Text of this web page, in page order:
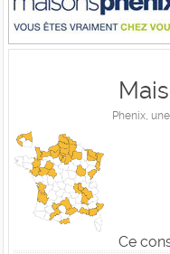
Phenix,
Ce